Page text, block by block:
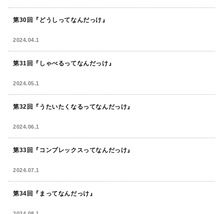
第30回『どうしってなんだっけ』
2024.04.1
第31回『しゃべるってなんだっけ』
2024.05.1
第32回『うたいたくなるってなんだっけ』
2024.06.1
第33回『コンプレックスってなんだっけ』
2024.07.1
第34回『まってなんだっけ』